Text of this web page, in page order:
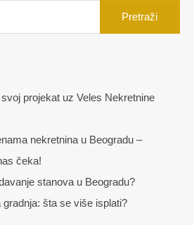
projekat uz Veles Nekretnine
nekretnina u Beogradu –
čeka!
stanova u Beogradu?
šta se više isplati?